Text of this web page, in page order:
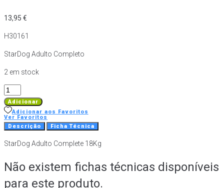
13,95 €
H30161
StarDog Adulto Completo
2 em stock
Quantidade
de
StarDog
Adulto
-
kg
Adicionar
Adicionar aos Favoritos
Ver Favoritos
Descrição
Ficha Técnica
StarDog Adulto Complete 18Kg
Não existem fichas técnicas disponíveis
para este produto.